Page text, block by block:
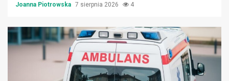
Joanna Piotrowska 7 sierpnia 2026 4